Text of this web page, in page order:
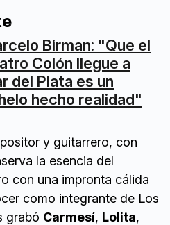
Birman: "Que el
Colón llegue a
del Plata es un
hecho realidad"
y guitarrero, con
la esencia del
con una impronta cálida
como integrante de Los
grabó Carmesí, Lolita,